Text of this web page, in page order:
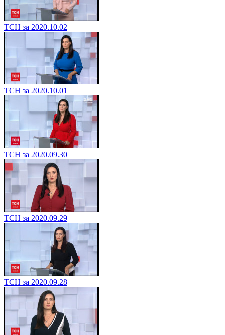
ТСН за 2020.10.02
ТСН за 2020.10.01
ТСН за 2020.09.30
ТСН за 2020.09.29
ТСН за 2020.09.28